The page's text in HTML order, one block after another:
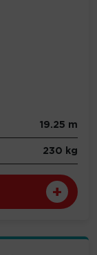
19.25 m
230 kg